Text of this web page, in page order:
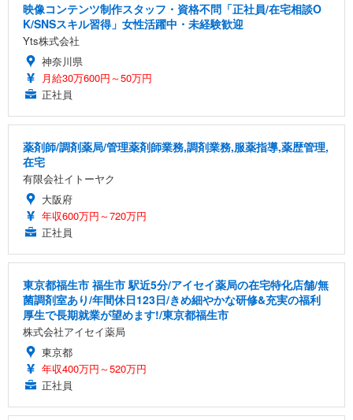
映像コンテンツ制作スタッフ・資格不問「正社員/在宅相談O
K/SNSスキル習得」女性活躍中・未経験歓迎
Yts株式会社
神奈川県
月給30万600円～50万円
正社員
薬剤師/調剤薬局/管理薬剤師業務,調剤業務,服薬指導,薬歴管理,
在宅
有限会社イトーヤク
大阪府
年収600万円～720万円
正社員
東京都福生市 福生市 駅近5分/アイセイ薬局の在宅特化店舗/無
菌調剤室あり/年間休日123日/きめ細やかな研修&充実の福利
厚生で長期就業が望めます!/東京都福生市
株式会社アイセイ薬局
東京都
年収400万円～520万円
正社員